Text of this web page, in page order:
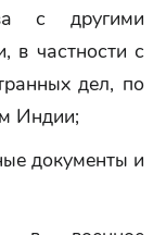
с другими
в частности с
дел, по
Индии;
документы и